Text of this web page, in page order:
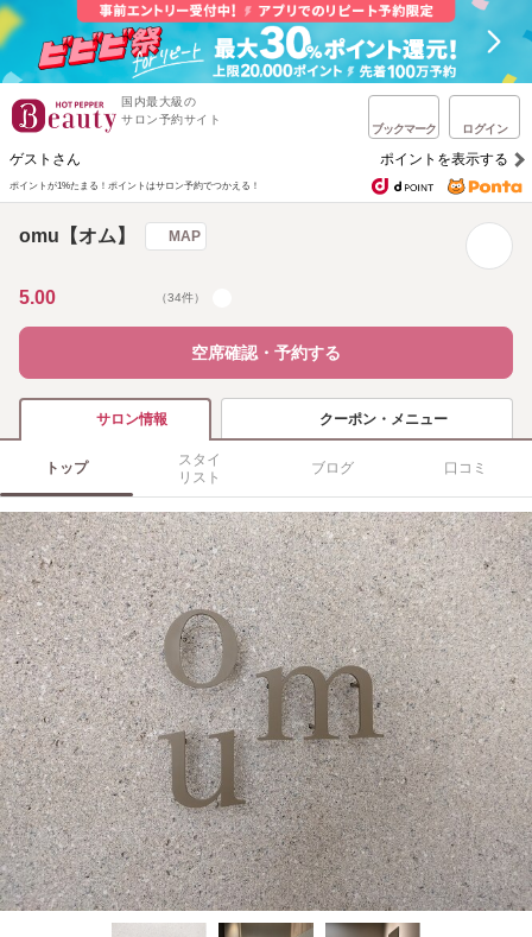
国内最大級の
サロン予約サイト
ブックマーク ログイン
ゲストさん ポイントを表示する
ポイントが1%たまる！ ポイントはサロン予約でつかえる！
omu【オム】 MAP
5.00 （34件）
空席確認・予約する
サロン情報 クーポン・メニュー
トップ
スタイ
リスト
ブログ 口コミ